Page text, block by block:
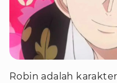
Robin adalah